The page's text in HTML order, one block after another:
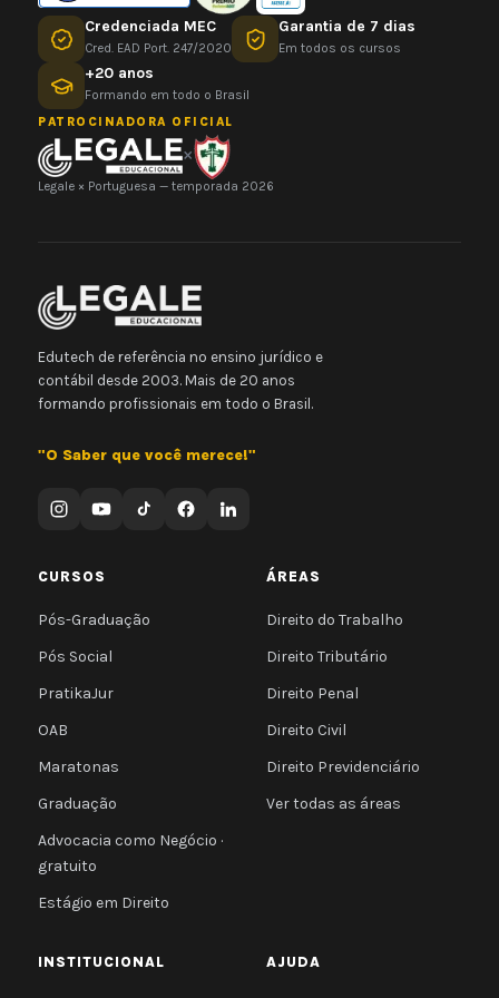
Credenciada MEC
Cred. EAD Port. 247/2020
Garantia de 7 dias
Em todos os cursos
+20 anos
Formando em todo o Brasil
PATROCINADORA OFICIAL
×
Legale × Portuguesa — temporada 2026
Edutech de referência no ensino jurídico e
contábil desde 2003. Mais de 20 anos
formando profissionais em todo o Brasil.
"O Saber que você merece!"
CURSOS
Pós-Graduação
Pós Social
PratikaJur
OAB
Maratonas
Graduação
Advocacia como Negócio ·
gratuito
Estágio em Direito
ÁREAS
Direito do Trabalho
Direito Tributário
Direito Penal
Direito Civil
Direito Previdenciário
Ver todas as áreas
INSTITUCIONAL AJUDA